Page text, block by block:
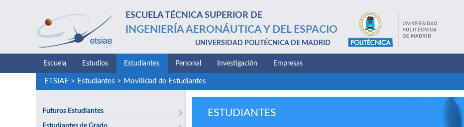
ESCUELA TÉCNICA SUPERIOR DE
INGENIERÍA AERONÁUTICA Y DEL ESPACIO
UNIVERSIDAD POLITÉCNICA DE MADRID
Escuela Estudios Estudiantes Personal Investigación Empresas
ETSIAE > Estudiantes > Movilidad de Estudiantes
Futuros Estudiantes ESTUDIANTES